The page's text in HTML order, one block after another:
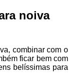
noiva
combinar com o
ficar bem com
belíssimas para